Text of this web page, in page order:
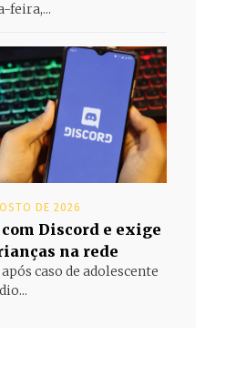
feira,...
DE 2026
com Discord e exige
na rede
caso de adolescente